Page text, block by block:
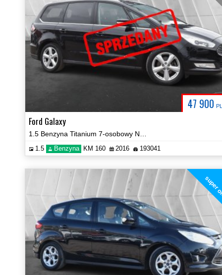
47 900
Ford Galaxy
1.5 Benzyna KM 160 2016 193041